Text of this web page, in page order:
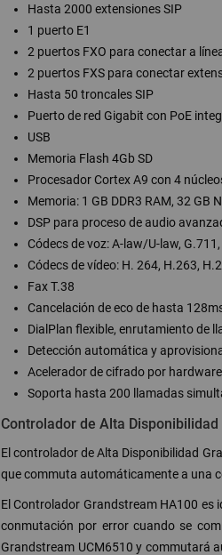
Hasta 2000 extensiones SIP
1 puerto E1
2 puertos FXO para conectar a
2 puertos FXS para conectar
Hasta 50 troncales SIP
Puerto de red Gigabit con PoE
USB
Memoria Flash 4Gb SD
Procesador Cortex A9 con 4
Memoria: 1 GB DDR3 RAM, 32 GB
DSP para proceso de audio
Códecs de voz: A-law/U-law,
Códecs de vídeo: H. 264, H.263,
Fax T.38
Cancelación de eco de hasta
DialPlan flexible, enrutamiento de
Detección automática y
Acelerador de cifrado por
Soporta hasta 200 llamadas
Controlador de Alta
El controlador de Alta Disponibilidad
que commuta automáticamente a una
El Controlador Grandstream HA100 es
conmutación por error cuando se
Grandstream UCM6510 y commutará